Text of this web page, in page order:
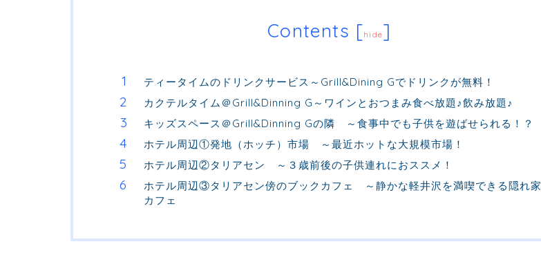
Contents [hide]
ティータイムのドリンクサービス～Grill&Dining Gでドリンクが無料！
カクテルタイム＠Grill&Dinning G～ワインとおつまみ食べ放題♪飲み放題♪
キッズスペース＠Grill&Dinning Gの隣 ～食事中でも子供を遊ばせられる！？
ホテル周辺①発地（ホッチ）市場 ～最近ホットな大規模市場！
ホテル周辺②タリアセン ～３歳前後の子供連れにおススメ！
ホテル周辺③タリアセン傍のブックカフェ ～静かな軽井沢を満喫できる隠れ家
カフェ